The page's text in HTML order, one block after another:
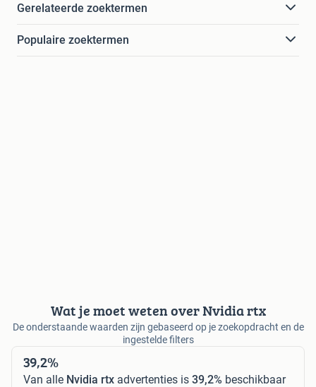
Gerelateerde zoektermen
Populaire zoektermen
Wat je moet weten over Nvidia rtx
De onderstaande waarden zijn gebaseerd op je zoekopdracht en de
ingestelde filters
39,2%
Van alle Nvidia rtx advertenties is 39,2% beschikbaar